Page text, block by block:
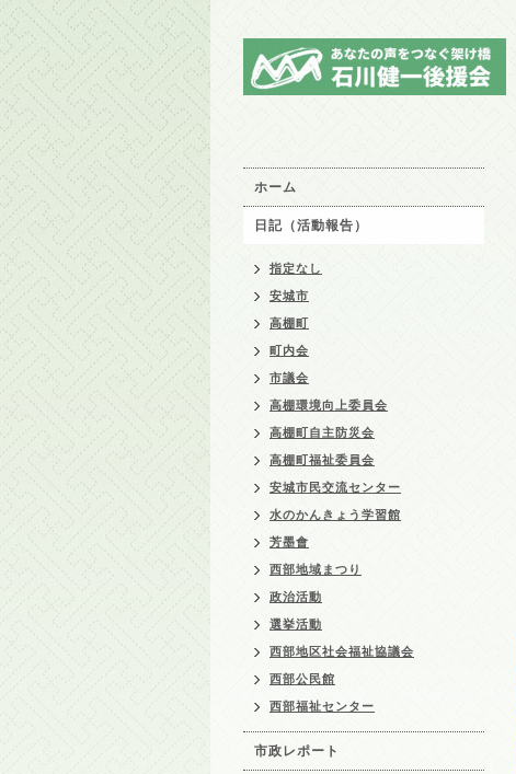
ホーム
日記（活動報告）
指定なし
安城市
高棚町
町内会
市議会
高棚環境向上委員会
高棚町自主防災会
高棚町福祉委員会
安城市民交流センター
水のかんきょう学習館
芳墨會
西部地域まつり
政治活動
選挙活動
西部地区社会福祉協議会
西部公民館
西部福祉センター
市政レポート